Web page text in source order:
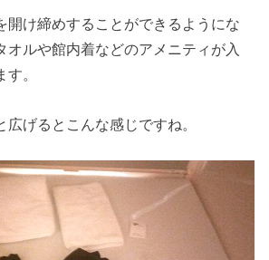
開け締めすることができるようにな
オルや館内着などのアメニティが入
。
げるとこんな感じですね。